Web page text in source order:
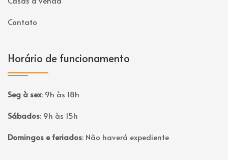
Contato
Horário de funcionamento
Seg à sex: 9h às 18h
Sábados: 9h às 15h
Domingos e feriados: Não haverá expediente